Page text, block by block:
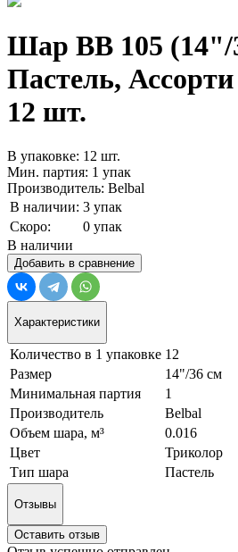
Шар ВВ 105 (14"/
Пастель,
12 шт.
В упаковке: 12 шт.
Мин. партия: 1 упак
Производитель: Belbal
В наличии: 3 упак
Скоро:
0 упак
В наличии
Добавить в сравнение
Характеристики
Количество в 1 упаковке 12
Размер
14"/36 см
Минимальная партия
1
Производитель
Belbal
Объем шара, м³
0.016
Цвет
Триколор
Тип шара
Пастель
Отзывы
Оставить отзыв